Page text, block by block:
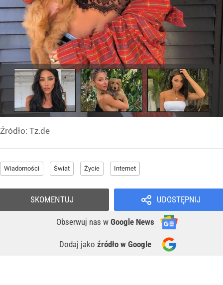
Źródło: Tz.de
Wiadomości Świat Życie Internet
UDOSTĘPNIJ
Obserwuj nas w Google News
Dodaj jako źródło w Google
SKOMENTUJ